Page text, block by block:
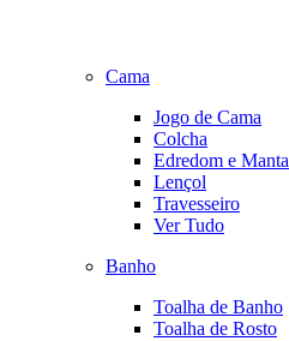
Cama
Jogo de Cama
Colcha
Edredom e Manta
Lençol
Travesseiro
Ver Tudo
Banho
Toalha de Banho
Toalha de Rosto